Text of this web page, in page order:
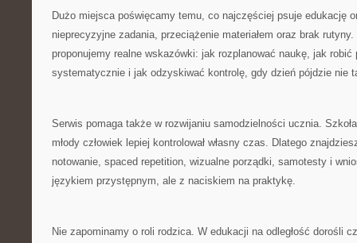
Dużo miejsca poświęcamy temu, co najczęściej psuje edukację
nieprecyzyjne zadania, przeciążenie materiałem oraz brak
proponujemy realne wskazówki: jak rozplanować naukę, jak robić
systematycznie i jak odzyskiwać kontrolę, gdy dzień pójdzie nie
Serwis pomaga także w rozwijaniu samodzielności ucznia.
młody człowiek lepiej kontrolował własny czas. Dlatego
notowanie, spaced repetition, wizualne porządki, samotesty i
językiem przystępnym, ale z naciskiem na praktykę.
Nie zapominamy o roli rodzica. W edukacji na odległość dorośli